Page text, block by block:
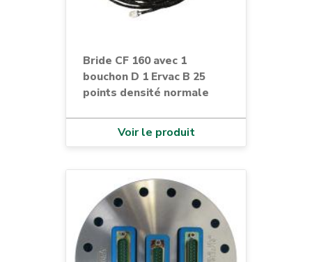
Bride CF 160 avec 1
bouchon D 1 Ervac B 25
points densité normale
Voir le produit